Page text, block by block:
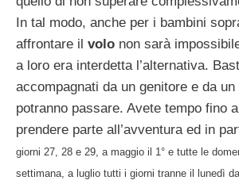
In tal modo, anche per i bambini
affrontare il volo non sarà
a loro era interdetta l’alternativa.
accompagnati da un genitore e da un
potranno passare. Avete tempo fino
prendere parte all’avventura ed in
giorni 27, 28 e 29, a maggio il 1° e tutte le
settimana, a luglio tutti i giorni tranne il lunedì